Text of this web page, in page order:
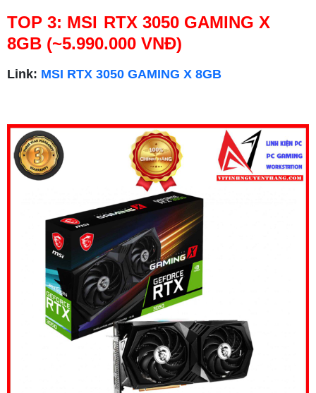
TOP 3: MSI RTX 3050 GAMING X
8GB (~5.990.000 VNĐ)
Link: MSI RTX 3050 GAMING X 8GB